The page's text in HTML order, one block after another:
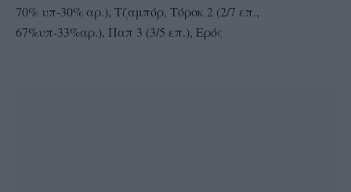
70% υπ-30% αρ.), Τζαμπόρ, Τόροκ 2 (2/7 επ.,
67%υπ-33%αρ.), Παπ 3 (3/5 επ.), Ερός